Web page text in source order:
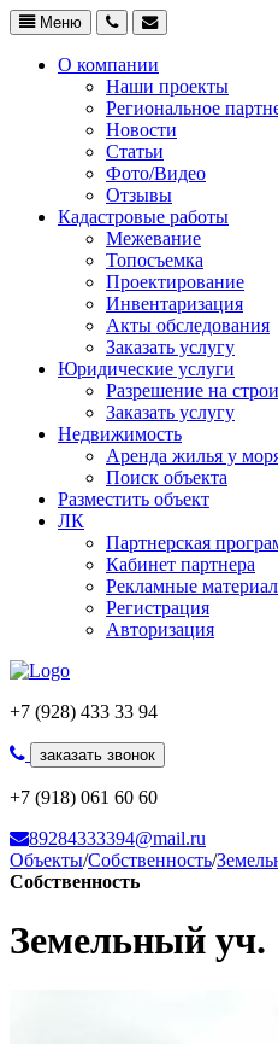
Меню
О компании
Наши проекты
Региональное
Новости
Статьи
Фото/Видео
Отзывы
Кадастровые работы
Межевание
Топосъемка
Проектирование
Инвентаризация
Акты обследования
Заказать услугу
Юридические услуги
Разрешение на
Заказать услугу
Недвижимость
Аренда жилья у
Поиск объекта
Разместить объект
ЛК
Партнерская
Кабинет партнера
Рекламные
Регистрация
Авторизация
+7 (928) 433 33 94
заказать звонок
+7 (918) 061 60 60
89284333394@mail.ru
Объекты/Собственность/
Собственность
Земельный уч.